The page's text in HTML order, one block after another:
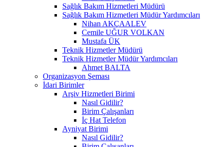
Sağlık Bakım Hizmetleri Müdürü
Sağlık Bakım Hizmetleri Müdür Yardımcıları
Nihan AKÇAALEV
Cemile UĞUR VOLKAN
Mustafa ÜK
Teknik Hizmetler Müdürü
Teknik Hizmetler Müdür Yardımcıları
Ahmet BALTA
Organizasyon Şeması
İdari Birimler
Arşiv Hizmetleri Birimi
Nasıl Gidilir?
Birim Çalışanları
İç Hat Telefon
Ayniyat Birimi
Nasıl Gidilir?